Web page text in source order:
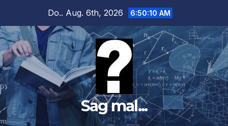
springen
Do.. Aug. 6th, 2026 6:50:11 AM
Sag mal...